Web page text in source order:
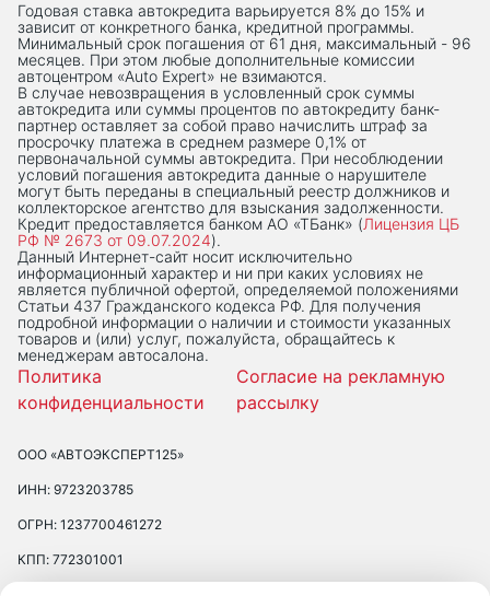
Годовая ставка автокредита варьируется 8% до 15% и
зависит от конкретного банка, кредитной программы.
Минимальный срок погашения от 61 дня, максимальный - 96
месяцев. При этом любые дополнительные комиссии
автоцентром «Auto Expert» не взимаются.
В случае невозвращения в условленный срок суммы
автокредита или суммы процентов по автокредиту банк-
партнер оставляет за собой право начислить штраф за
просрочку платежа в среднем размере 0,1% от
первоначальной суммы автокредита. При несоблюдении
условий погашения автокредита данные о нарушителе
могут быть переданы в специальный реестр должников и
коллекторское агентство для взыскания задолженности.
Кредит предоставляется банком АО «ТБанк» (Лицензия ЦБ
РФ № 2673 от 09.07.2024).
Данный Интернет-сaйт носит исключительно
информационный характер и ни при каких условиях не
является публичной офертой, определяемой положениями
Статьи 437 Гражданского кодекса РФ. Для получения
подробной информации о наличии и стоимости указанных
товаров и (или) услуг, пожалуйста, обращайтесь к
менеджерам автосалона.
Политика
конфиденциальности
Согласие на рекламную
рассылку
ООО «АВТОЭКСПЕРТ125»
ИНН: 9723203785
ОГРН: 1237700461272
КПП: 772301001